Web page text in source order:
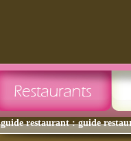
guide restaurant : guide